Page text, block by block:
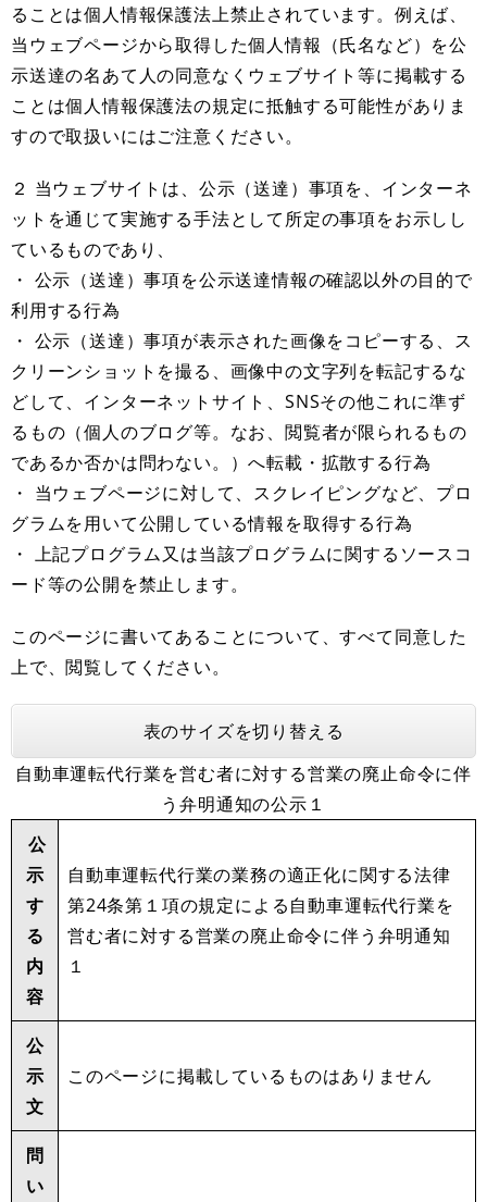
ることは個人情報保護法上禁止されています。例えば、
当ウェブページから取得した個人情報（氏名など）を公
示送達の名あて人の同意なくウェブサイト等に掲載する
ことは個人情報保護法の規定に抵触する可能性がありま
すので取扱いにはご注意ください。
２ 当ウェブサイトは、公示（送達）事項を、インターネ
ットを通じて実施する手法として所定の事項をお示しし
ているものであり、
・ 公示（送達）事項を公示送達情報の確認以外の目的で
利用する行為
・ 公示（送達）事項が表示された画像をコピーする、ス
クリーンショットを撮る、画像中の文字列を転記するな
どして、インターネットサイト、SNSその他これに準ず
るもの（個人のブログ等。なお、閲覧者が限られるもの
であるか否かは問わない。）へ転載・拡散する行為
・ 当ウェブページに対して、スクレイピングなど、プロ
グラムを用いて公開している情報を取得する行為
・ 上記プログラム又は当該プログラムに関するソースコ
ード等の公開を禁止します。
このページに書いてあることについて、すべて同意した
上で、閲覧してください。
表のサイズを切り替える
自動車運転代行業を営む者に対する営業の廃止命令に伴
う弁明通知の公示１
公
示
す
る
内
容
自動車運転代行業の業務の適正化に関する法律
第24条第１項の規定による自動車運転代行業を
営む者に対する営業の廃止命令に伴う弁明通知
１
公
示
文
このページに掲載しているものはありません
問
い